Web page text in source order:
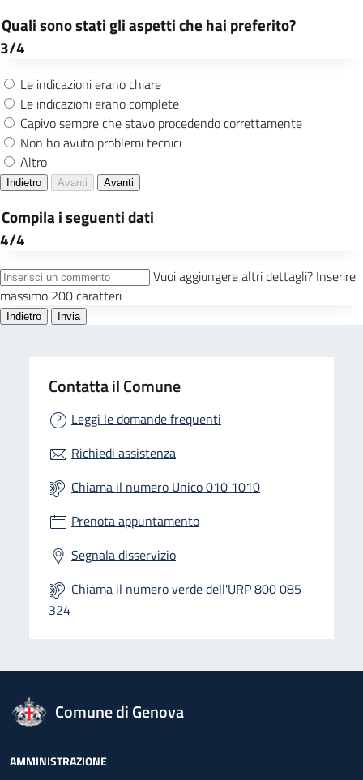
Contatta il Comune
Leggi le domande frequenti
Richiedi assistenza
Chiama il numero Unico 010 1010
Prenota appuntamento
Segnala disservizio
Chiama il numero verde dell'URP 800 085
324
logo Unione Europea
Comune di Genova
Footer - Navigazione
AMMINISTRAZIONE